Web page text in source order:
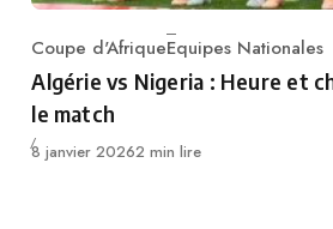
Category
Coupe d'AfriqueEquipes Nationales
Algérie vs Nigeria : Heure et
le match
Publié
8 janvier 20262 min lire